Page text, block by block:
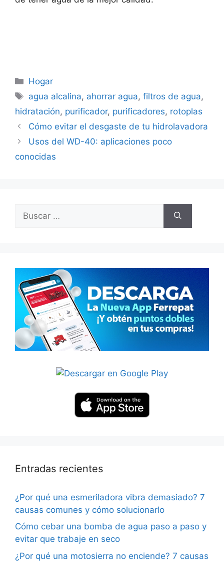
Categorías
Hogar
Etiquetas
agua alcalina, ahorrar agua,filtros de agua,
hidratación, purificador, purificadores, rotoplas
Cómo evitar el desgaste de tu hidrolavadora
Usos del WD-40: aplicaciones poco
conocidas
Entradas recientes
¿Por qué una esmeriladora vibra demasiado? 7
causas comunes y cómo solucionarlo
Cómo cebar una bomba de agua paso a paso y
evitar que trabaje en seco
¿Por qué una motosierra no enciende? 7 causas